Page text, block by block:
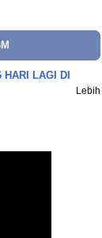
HARI LAGI DI
Lebih